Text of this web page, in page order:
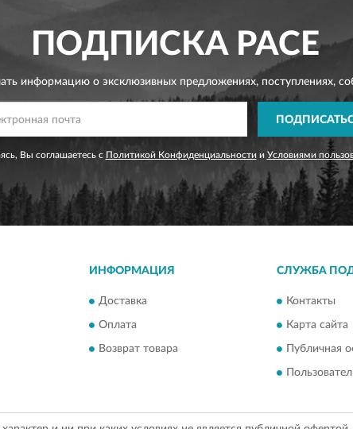
ПОДПИСКАPACE
информацию о эксклюзивных предложениях,поступлениях,
Вы соглашаетесь с Политикой Конфиденциальности и Условиями
ИНФОРМАЦИЯ
Доставка
Оплата
Возврат товара
СЛУЖБА
Контакты
Карта сайта
Публичная